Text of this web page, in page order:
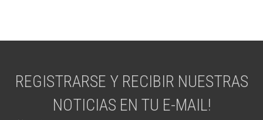
REGISTRARSE Y RECIBIR NUESTRAS
NOTICIAS EN TU E-MAIL!